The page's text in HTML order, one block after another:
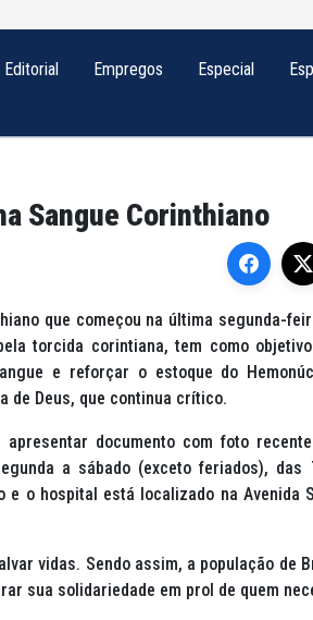
Editorial Empregos Especial
Sangue Corinthiano
que começou na última segunda-
torcida corintiana, tem como
e reforçar o estoque do
de Deus, que continua crítico.
documento com foto
a sábado (exceto feriados), das
e o hospital está localizado na Avenida
vidas. Sendo assim, a população de
sua solidariedade em prol de quem